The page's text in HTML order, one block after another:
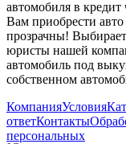
автомобиля в
Вам приобрести
прозрачны!
юристы нашей
автомобиль под
собственном
КомпанияУсловия
ответКонтакты
персональных